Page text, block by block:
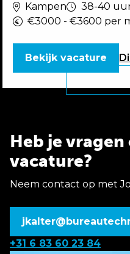
Kampen
38-40
€3000 - €3600 per
Bekijk vacature
Heb je vragen
vacature?
Neem contact op met
+31 6 83 60 23 84